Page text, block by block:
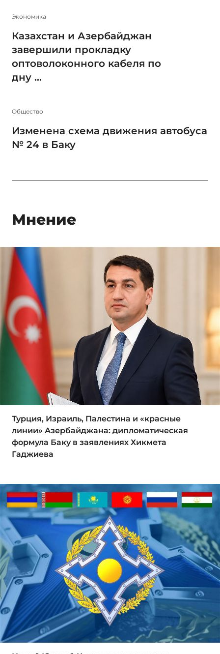
Экономика
Казахстан и Азербайджан
завершили прокладку
оптоволоконного кабеля по
дну ...
Общество
Изменена схема движения автобуса
№ 24 в Баку
Мнение
Турция, Израиль, Палестина и «красные
линии» Азербайджана: дипломатическая
формула Баку в заявлениях Хикмета
Гаджиева